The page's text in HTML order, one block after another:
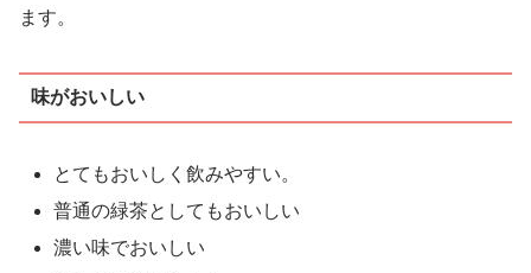
ます。
味がおいしい
とてもおいしく飲みやすい。
普通の緑茶としてもおいしい
濃い味でおいしい